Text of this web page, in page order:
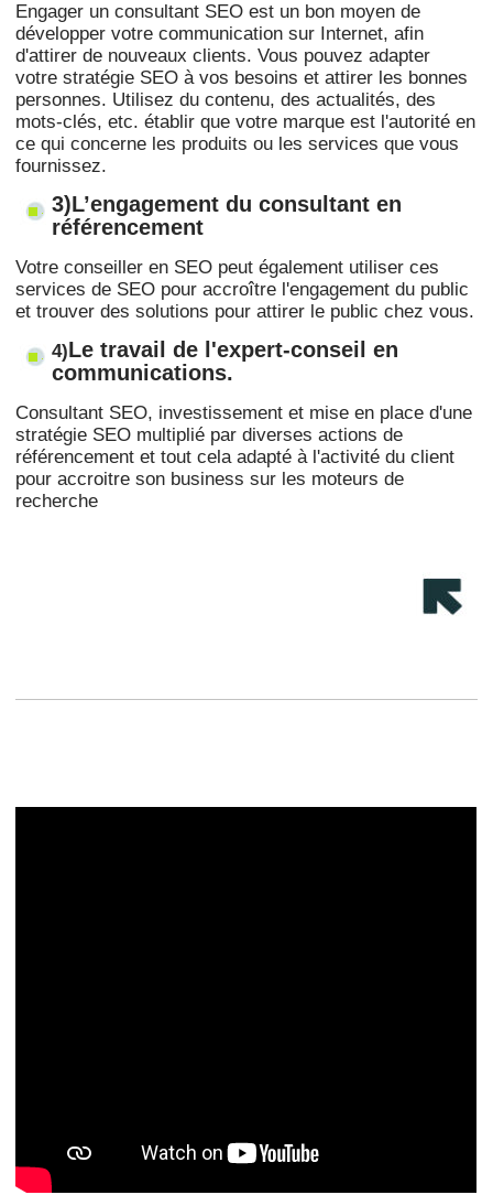
Engager un consultant SEO est un bon moyen de
développer votre communication sur Internet, afin
d'attirer de nouveaux clients. Vous pouvez adapter
votre stratégie SEO à vos besoins et attirer les bonnes
personnes. Utilisez du contenu, des actualités, des
mots-clés, etc. établir que votre marque est l'autorité en
ce qui concerne les produits ou les services que vous
fournissez.
3)L’engagement du consultant en
référencement
Votre conseiller en SEO peut également utiliser ces
services de SEO pour accroître l'engagement du public
et trouver des solutions pour attirer le public chez vous.
4)Le travail de l'expert-conseil en
communications.
Consultant SEO, investissement et mise en place d'une
stratégie SEO multiplié par diverses actions de
référencement et tout cela adapté à l'activité du client
pour accroitre son business sur les moteurs de
recherche